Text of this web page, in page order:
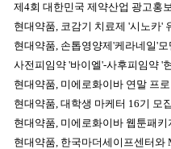
제4회 대한민국 제약산업 광고홍
현대약품, 코감기 치료제 '시노카'
현대약품, 손톱영양제'케라네일'
사전피임약 '바이엘'-사후피임약 '
현대약품, 미에로화이바 연말 프
현대약품, 대학생 마케터 16기 모
현대약품, 미에로화이바 웹툰패키
현대약품, 한국마더세이프센터와